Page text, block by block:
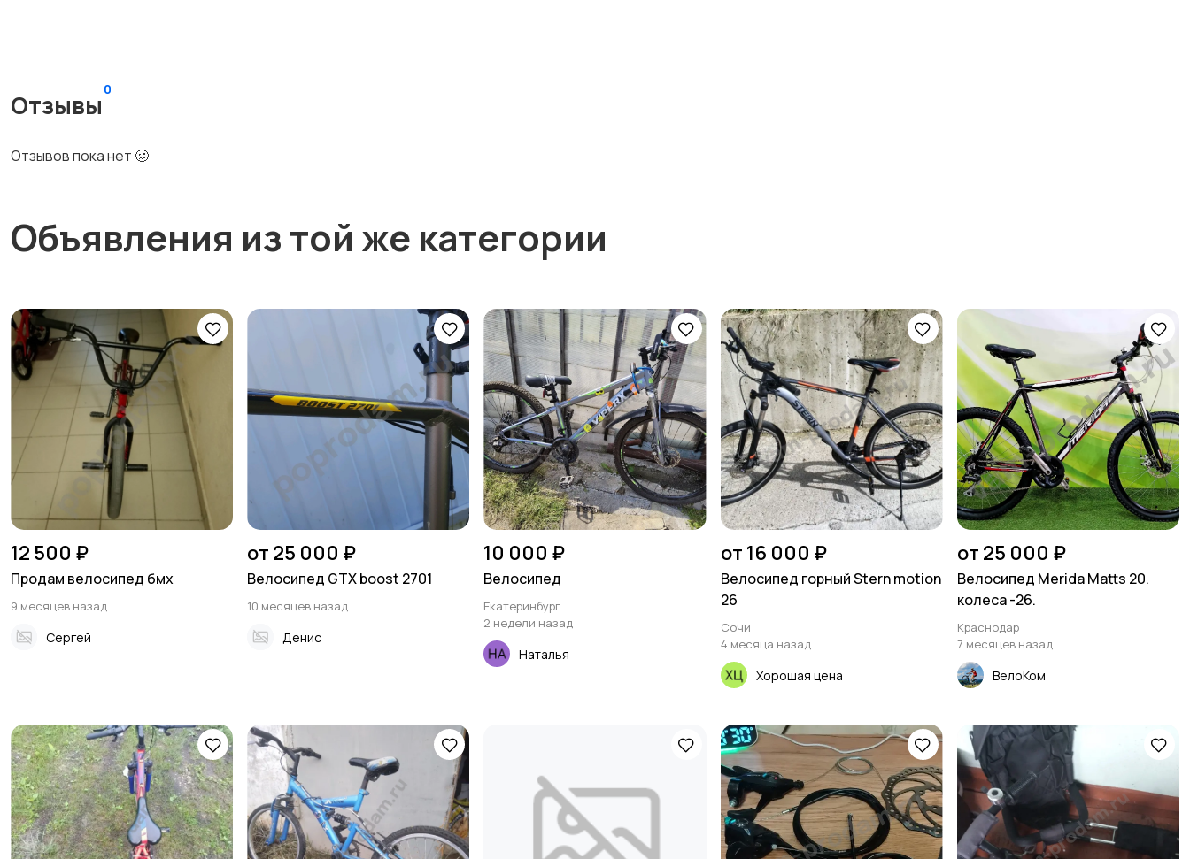
Отзывы
0
Отзывов пока нет 🥴
Объявления из той же категории
12 500 ₽
Продам велосипед бмх
9 месяцев назад
Сергей
от 25 000 ₽
Велосипед GTX boost 2701
10 месяцев назад
Денис
10 000 ₽
Велосипед
Екатеринбург
2 недели назад
Наталья
от 16 000 ₽
Велосипед горный Stern motion
26
Сочи
4 месяца назад
Хорошая цена
от 25 000 ₽
Велосипед Merida Matts 20.
колеса -26.
Краснодар
7 месяцев назад
ВелоКом